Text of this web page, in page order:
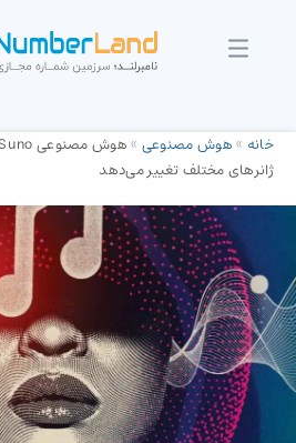
خانه »هوش مصنوعی »
ژانرهای مختلف تغییر می‌دهد